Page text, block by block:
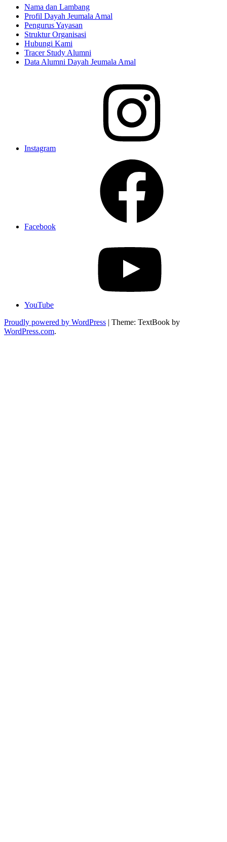
Nama dan Lambang
Profil Dayah Jeumala Amal
Pengurus Yayasan
Struktur Organisasi
Hubungi Kami
Tracer Study Alumni
Data Alumni Dayah Jeumala Amal
Instagram
Facebook
YouTube
Proudly powered by WordPress | Theme: TextBook by
WordPress.com.